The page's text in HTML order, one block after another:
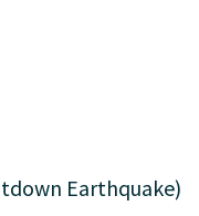
Earthquake)